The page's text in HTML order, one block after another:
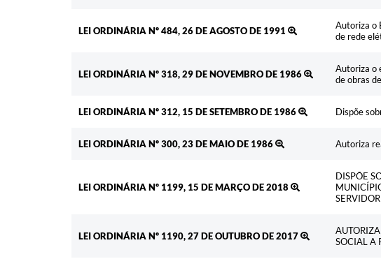
LEI ORDINÁRIA Nº 484, 26 DE AGOSTO DE 1991
Autoriza o
de rede
LEI ORDINÁRIA Nº 318, 29 DE NOVEMBRO DE 1986
Autoriza o
de obras
LEI ORDINÁRIA Nº 312, 15 DE SETEMBRO DE 1986 Dispõe
LEI ORDINÁRIA Nº 300, 23 DE MAIO DE 1986 Autoriza
LEI ORDINÁRIA Nº 1199, 15 DE MARÇO DE 2018
DISPÕE
LEI ORDINÁRIA Nº 1190, 27 DE OUTUBRO DE 2017
SOCIAL A